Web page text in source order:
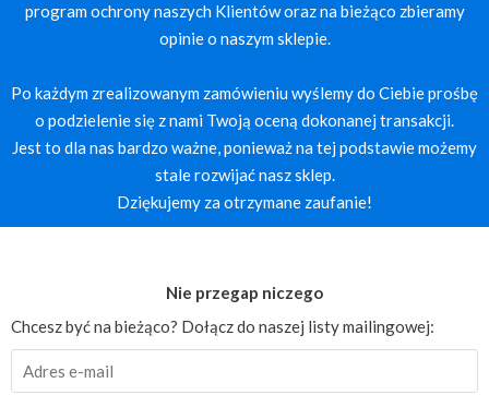
program ochrony naszych Klientów oraz na bieżąco zbieramy
opinie o naszym sklepie.
Po każdym zrealizowanym zamówieniu wyślemy do Ciebie prośbę
o podzielenie się z nami Twoją oceną dokonanej transakcji.
Jest to dla nas bardzo ważne, ponieważ na tej podstawie możemy
stale rozwijać nasz sklep.
Dziękujemy za otrzymane zaufanie!
Nie przegap niczego
Chcesz być na bieżąco? Dołącz do naszej listy mailingowej: